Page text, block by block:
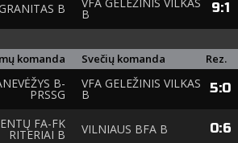
B B 9:1
komanda Svečių komanda Rez.
B-
PRSSG
VFA GELEŽINIS VILKAS
B 5:0
FA-FK
RITERIAI B VILNIAUS BFA B 0:6